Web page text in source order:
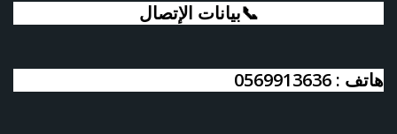
📞بيانات الإتصال
هاتف : 0569913636